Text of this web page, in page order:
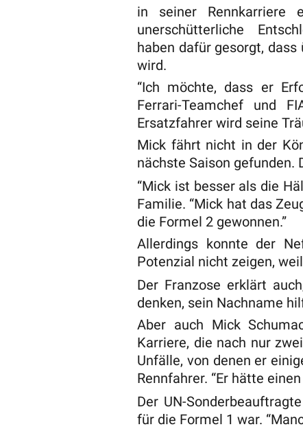
in seiner Rennkarriere
unerschütterliche
haben dafür gesorgt,
wird.
“Ich möchte, dass er
Ferrari-Teamchef und
Ersatzfahrer wird seine
Mick fährt nicht in der
nächste Saison gefunden.
“Mick ist besser als die
Familie. “Mick hat das
die Formel 2 gewonnen.”
Allerdings konnte der
Potenzial nicht zeigen,
Der Franzose erklärt
denken, sein Nachname
Aber auch Mick
Karriere, die nach nur
Unfälle, von denen er
Rennfahrer. “Er hätte
Der UN-
für die Formel 1 war.